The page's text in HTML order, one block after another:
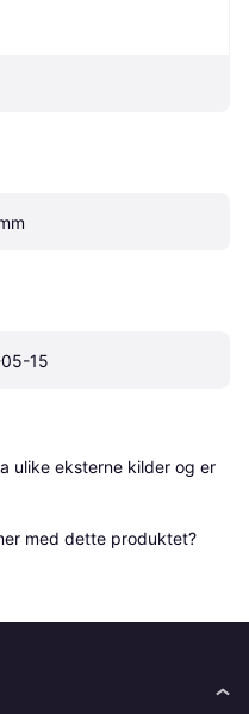
15
ulike eksterne kilder og er
med dette produktet?